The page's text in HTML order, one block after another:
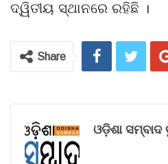
ଦ୍ୱିତୀୟ ସ୍ଥାନରେ ରହିଛି ।
Share
ଓଡ଼ିଶା